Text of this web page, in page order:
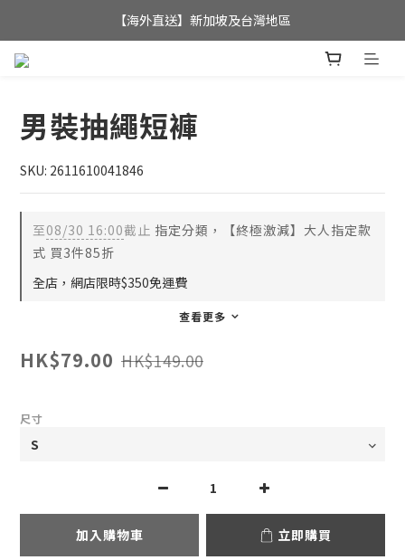
全店滿$350，即可享港澳地區免運費;
【海外直送】新加坡及台灣地區
男裝抽繩短褲
SKU: 2611610041846
至08/30 16:00截止 指定分類，【終極激減】大人指定款
式 買3件85折
全店，網店限時$350免運費
查看更多
HK$79.00 HK$149.00
尺寸
加入購物車 立即購買